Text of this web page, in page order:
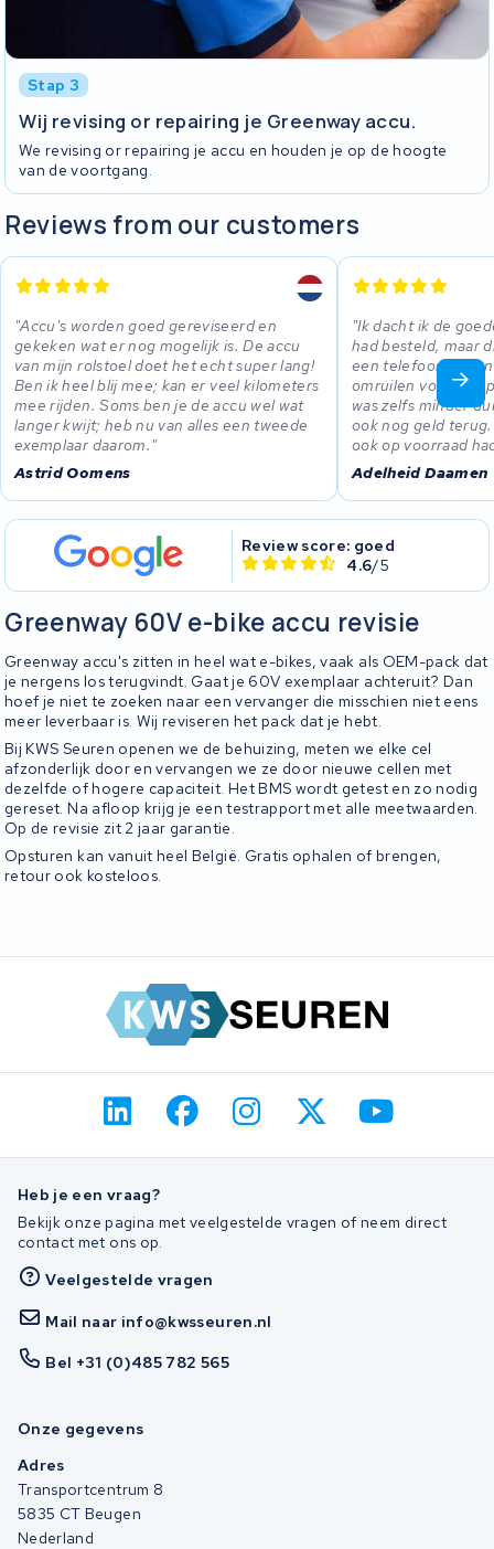
Stap 3
Wij revising or repairing je Greenway accu.
We revising or repairing je accu en houden je op de hoogte
van de voortgang.
Reviews from our customers
Accu's worden goed gereviseerd en
gekeken wat er nog mogelijk is. De accu
van mijn rolstoel doet het echt super lang!
Ben ik heel blij mee; kan er veel kilometers
mee rijden. Soms ben je de accu wel wat
langer kwijt; heb nu van alles een tweede
exemplaar daarom.
Astrid Oomens
Ik dacht ik de
had besteld, maar
een telefoontje
omruilen voor een
was zelfs minder
ook nog geld
ook op voorraad
Adelheid Daamen
Review score: goed
4.6/5
Greenway 60V e-bike accu revisie
Greenway accu's zitten in heel wat e-bikes, vaak als OEM-pack dat
je nergens los terugvindt. Gaat je 60V exemplaar achteruit? Dan
hoef je niet te zoeken naar een vervanger die misschien niet eens
meer leverbaar is. Wij reviseren het pack dat je hebt.
Bij KWS Seuren openen we de behuizing, meten we elke cel
afzonderlijk door en vervangen we ze door nieuwe cellen met
dezelfde of hogere capaciteit. Het BMS wordt getest en zo nodig
gereset. Na afloop krijg je een testrapport met alle meetwaarden.
Op de revisie zit 2 jaar garantie.
Opsturen kan vanuit heel België. Gratis ophalen of brengen,
retour ook kosteloos.
Heb je een vraag?
Bekijk onze pagina met veelgestelde vragen of neem direct
contact met ons op.
Veelgestelde vragen
Mail naar info@kwsseuren.nl
Bel +31 (0)485 782 565
Onze gegevens
Adres
Transportcentrum 8
5835 CT Beugen
Nederland